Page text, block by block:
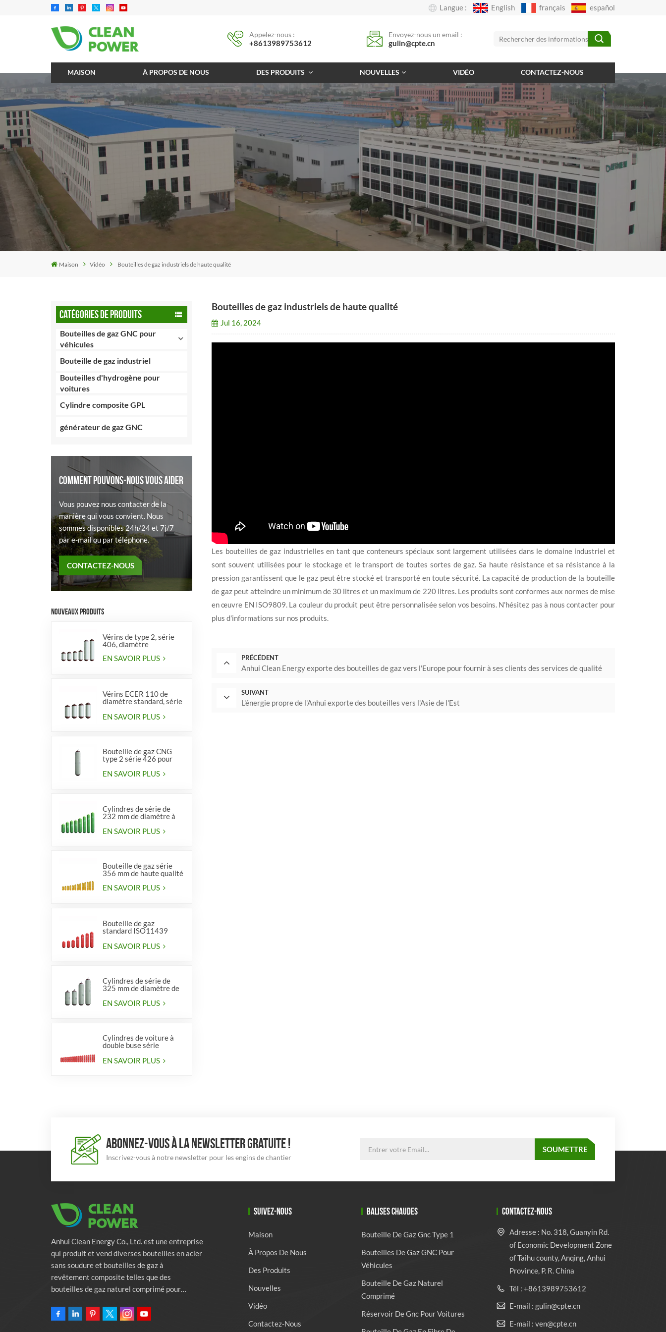
Langue : English français español
Appelez-nous :
+8613989753612
Envoyez-nous un email :
gulin@cpte.cn
MAISON À PROPOS DE NOUS DES PRODUITS NOUVELLES VIDÉO CONTACTEZ-NOUS
Maison Vidéo Bouteilles de gaz industriels de haute qualité
CATÉGORIES DE PRODUITS
Bouteilles de gaz GNC pour
véhicules
Bouteille de gaz industriel
Bouteilles d'hydrogène pour
voitures
Cylindre composite GPL
générateur de gaz GNC
COMMENT POUVONS-NOUS VOUS AIDER
Vous pouvez nous contacter de la
manière qui vous convient. Nous
sommes disponibles 24h/24 et 7j/7
par e-mail ou par téléphone.
CONTACTEZ-NOUS
NOUVEAUX PRODUITS
Vérins de type 2, série
406, diamètre
EN SAVOIR PLUS
Vérins ECER 110 de
diamètre standard, série
EN SAVOIR PLUS
Bouteille de gaz CNG
type 2 série 426 pour
véhicules
EN SAVOIR PLUS
Cylindres de série de
232 mm de diamètre à
EN SAVOIR PLUS
Bouteille de gaz série
356 mm de haute qualité
EN SAVOIR PLUS
Bouteille de gaz
standard ISO11439
EN SAVOIR PLUS
Cylindres de série de
325 mm de diamètre de
véhicules
EN SAVOIR PLUS
Cylindres de voiture à
double buse série
EN SAVOIR PLUS
Bouteilles de gaz industriels de haute qualité
Jul 16, 2024
Les bouteilles de gaz industrielles en tant que conteneurs spéciaux sont largement utilisées dans le domaine industriel et
sont souvent utilisées pour le stockage et le transport de toutes sortes de gaz. Sa haute résistance et sa résistance à la
pression garantissent que le gaz peut être stocké et transporté en toute sécurité. La capacité de production de la bouteille
de gaz peut atteindre un minimum de 30 litres et un maximum de 220 litres. Les produits sont conformes aux normes de mise
en œuvre EN ISO9809. La couleur du produit peut être personnalisée selon vos besoins. N'hésitez pas à nous contacter pour
plus d'informations sur nos produits.
PRÉCÉDENT
Anhui Clean Energy exporte des bouteilles de gaz vers l'Europe pour fournir à ses clients des services de qualité
SUIVANT
L'énergie propre de l'Anhui exporte des bouteilles vers l'Asie de l'Est
ABONNEZ-VOUS À LA NEWSLETTER GRATUITE !
Inscrivez-vous à notre newsletter pour les engins de chantier
Anhui Clean Energy Co., Ltd. est une entreprise
qui produit et vend diverses bouteilles en acier
sans soudure et bouteilles de gaz à
revêtement composite telles que des
bouteilles de gaz naturel comprimé pour
des bouteilles de lutte contre l'incendie.
SUIVEZ-NOUS
Maison
À Propos De Nous
Des Produits
Nouvelles
Vidéo
Contactez-Nous
BALISES CHAUDES
Bouteille De Gaz Gnc Type 1
Bouteilles De Gaz GNC Pour
Véhicules
Bouteille De Gaz Naturel
Comprimé
Réservoir De Gnc Pour Voitures
CONTACTEZ-NOUS
Adresse : No. 318, Guanyin Rd.
of Economic Development Zone
of Taihu county, Anqing, Anhui
Province, P. R. China
Tél : +8613989753612
E-mail : gulin@cpte.cn
E-mail : ven@cpte.cn